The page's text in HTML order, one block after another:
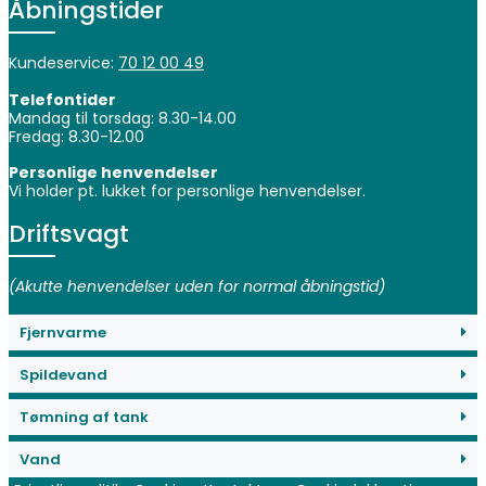
Åbningstider
Kundeservice: 70 12 00 49
Telefontider
Mandag til torsdag: 8.30-14.00
Fredag: 8.30-12.00
Personlige henvendelser
Vi holder pt. lukket for personlige henvendelser.
Driftsvagt
(Akutte henvendelser uden for normal åbningstid)
Fjernvarme
Spildevand
Tømning af tank
Vand